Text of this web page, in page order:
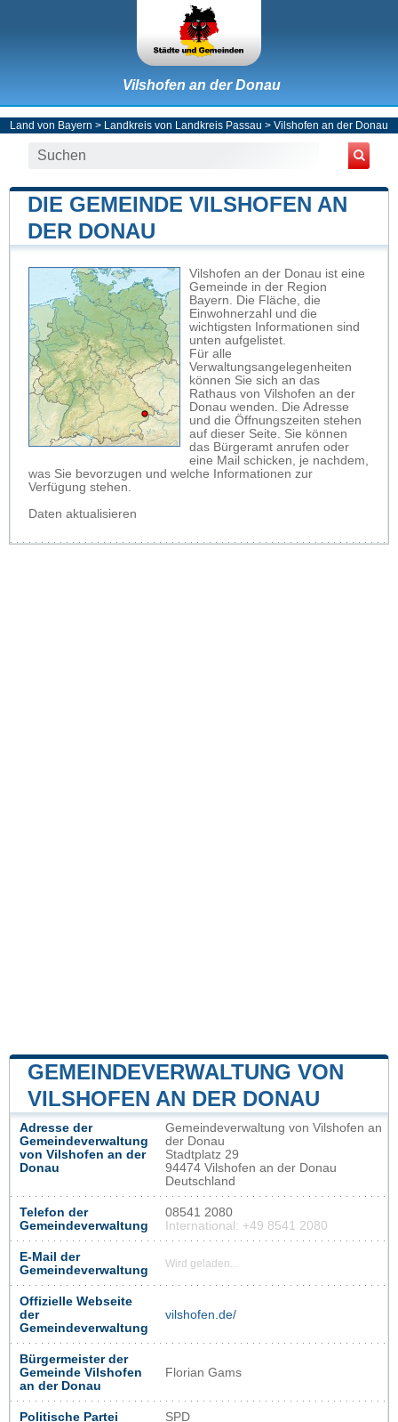
Vilshofen an der Donau
Land von Bayern > Landkreis von Landkreis Passau > Vilshofen an der Donau
DIE GEMEINDE VILSHOFEN AN
DER DONAU
Vilshofen an der Donau ist eine
Gemeinde in der Region
Bayern. Die Fläche, die
Einwohnerzahl und die
wichtigsten Informationen sind
unten aufgelistet.
Für alle
Verwaltungsangelegenheiten
können Sie sich an das
Rathaus von Vilshofen an der
Donau wenden. Die Adresse
und die Öffnungszeiten stehen
auf dieser Seite. Sie können
das Bürgeramt anrufen oder
eine Mail schicken, je nachdem,
was Sie bevorzugen und welche Informationen zur
Verfügung stehen.
Daten aktualisieren
GEMEINDEVERWALTUNG VON
VILSHOFEN AN DER DONAU
Adresse der
Gemeindeverwaltung
von Vilshofen an der
Donau
Gemeindeverwaltung von Vilshofen an
der Donau
Stadtplatz 29
94474 Vilshofen an der Donau
Deutschland
Telefon der
Gemeindeverwaltung
08541 2080
International: +49 8541 2080
E-Mail der
Gemeindeverwaltung
Wird geladen...
Offizielle Webseite
der
Gemeindeverwaltung
vilshofen.de/
Bürgermeister der
Gemeinde Vilshofen
an der Donau
Florian Gams
Politische Partei SPD